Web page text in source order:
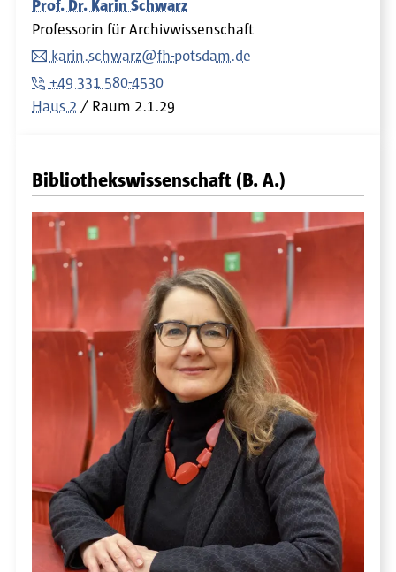
Prof. Dr. Karin Schwarz
Professorin für Archivwissenschaft
karin.schwarz@fh-potsdam.de
+49 331 580-4530
Haus 2
Raum 2.1.29
Bibliothekswissenschaft (B. A.)